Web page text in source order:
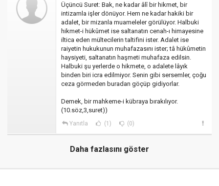
Üçüncü Suret: Bak, ne kadar âlî bir hikmet, bir
intizamla işler dönüyor. Hem ne kadar hakiki bir
adalet, bir mizanla muameleler görülüyor. Halbuki
hikmet-i hükûmet ise saltanatın cenah-ı himayesine
iltica eden mültecilerin taltifini ister. Adalet ise
raiyetin hukukunun muhafazasını ister; tâ hükûmetin
haysiyeti, saltanatın haşmeti muhafaza edilsin.
Halbuki şu yerlerde o hikmete, o adalete lâyık
binden biri icra edilmiyor. Senin gibi sersemler, çoğu
ceza görmeden buradan göçüp gidiyorlar.
Demek, bir mahkeme-i kübraya bırakılıyor.
(10.söz,3,suret))
Yanıtla (1) (0)
Daha fazlasını göster